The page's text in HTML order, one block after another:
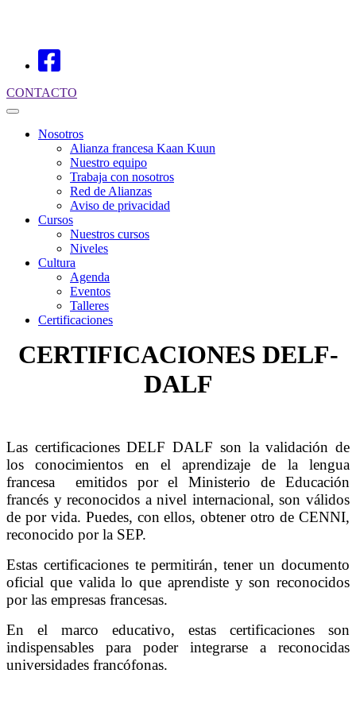
CONTACTO
Nosotros
Alianza francesa Kaan Kuun
Nuestro equipo
Trabaja con nosotros
Red de Alianzas
Aviso de privacidad
Cursos
Nuestros cursos
Niveles
Cultura
Agenda
Eventos
Talleres
Certificaciones
CERTIFICACIONES DELF-
DALF
Las certificaciones DELF DALF son la validación de
los conocimientos en el aprendizaje de la lengua
francesa emitidos por el Ministerio de Educación
francés y reconocidos a nivel internacional, son válidos
de por vida. Puedes, con ellos, obtener otro de CENNI,
reconocido por la SEP.
Estas certificaciones te permitirán, tener un documento
oficial que valida lo que aprendiste y son reconocidos
por las empresas francesas.
En el marco educativo, estas certificaciones son
indispensables para poder integrarse a reconocidas
universidades francófonas.